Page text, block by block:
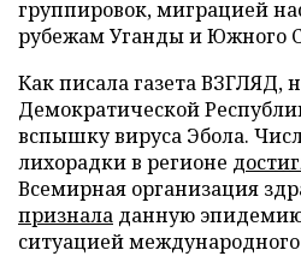
группировок, миграцией
рубежам Уганды и Южного
Как писала газета ВЗГЛЯД,
Демократической
вспышку вируса Эбола.
лихорадки в регионе
Всемирная организация
признала данную
ситуацией международного